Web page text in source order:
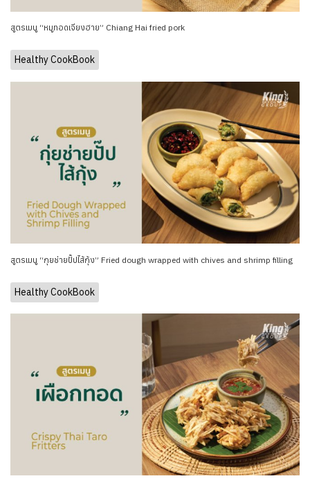
สูตรเมนู “หมูทอดเจียงฮาย” Chiang Hai fried pork
Healthy CookBook
สูตรเมนู “กุยช่ายปั๊ปไส้กุ้ง” Fried dough wrapped with chives and shrimp filling
Healthy CookBook